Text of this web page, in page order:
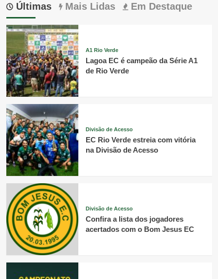
Últimas Mais Lidas Em Destaque
A1 Rio Verde
Lagoa EC é campeão da Série A1
de Rio Verde
Divisão de Acesso
EC Rio Verde estreia com vitória
na Divisão de Acesso
Divisão de Acesso
Confira a lista dos jogadores
acertados com o Bom Jesus EC